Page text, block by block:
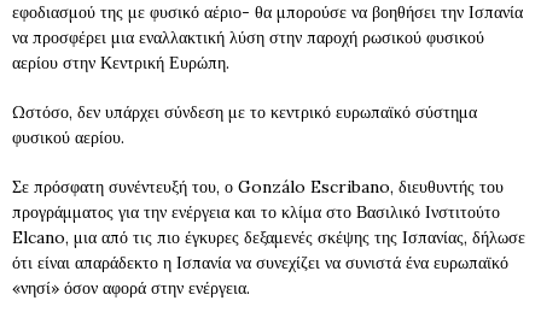
εφοδιασμού της με φυσικό αέριο- θα μπορούσε να βοηθήσει την Ισπανία
να προσφέρει μια εναλλακτική λύση στην παροχή ρωσικού φυσικού
αερίου στην Κεντρική Ευρώπη.
Ωστόσο, δεν υπάρχει σύνδεση με το κεντρικό ευρωπαϊκό σύστημα
φυσικού αερίου.
Σε πρόσφατη συνέντευξή του, ο Gonzálo Escribano, διευθυντής του
προγράμματος για την ενέργεια και το κλίμα στο Βασιλικό Ινστιτούτο
Elcano, μια από τις πιο έγκυρες δεξαμενές σκέψης της Ισπανίας, δήλωσε
ότι είναι απαράδεκτο η Ισπανία να συνεχίζει να συνιστά ένα ευρωπαϊκό
«νησί» όσον αφορά στην ενέργεια.